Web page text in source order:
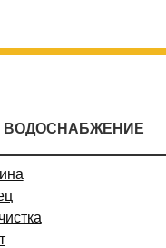
ВОДОСНАБЖЕНИЕ